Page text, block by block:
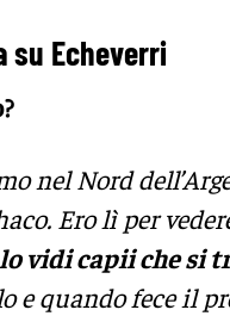
su Echeverri
nel Nord
Ero lì per
vidi capii che si
e quando fece il